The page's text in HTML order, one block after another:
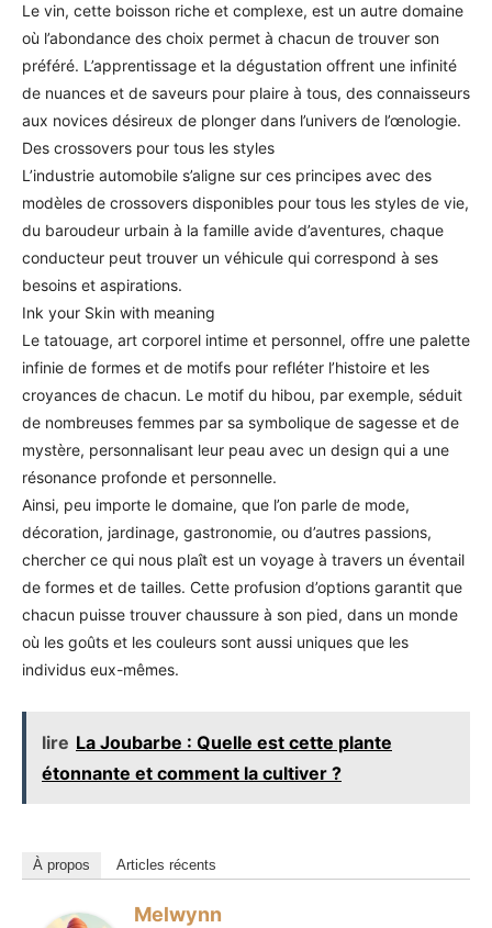
Le vin, cette boisson riche et complexe, est un autre domaine
où l’abondance des choix permet à chacun de trouver son
préféré. L’apprentissage et la dégustation offrent une infinité
de nuances et de saveurs pour plaire à tous, des connaisseurs
aux novices désireux de plonger dans l’univers de l’œnologie.
Des crossovers pour tous les styles
L’industrie automobile s’aligne sur ces principes avec des
modèles de crossovers disponibles pour tous les styles de vie,
du baroudeur urbain à la famille avide d’aventures, chaque
conducteur peut trouver un véhicule qui correspond à ses
besoins et aspirations.
Ink your Skin with meaning
Le tatouage, art corporel intime et personnel, offre une palette
infinie de formes et de motifs pour refléter l’histoire et les
croyances de chacun. Le motif du hibou, par exemple, séduit
de nombreuses femmes par sa symbolique de sagesse et de
mystère, personnalisant leur peau avec un design qui a une
résonance profonde et personnelle.
Ainsi, peu importe le domaine, que l’on parle de mode,
décoration, jardinage, gastronomie, ou d’autres passions,
chercher ce qui nous plaît est un voyage à travers un éventail
de formes et de tailles. Cette profusion d’options garantit que
chacun puisse trouver chaussure à son pied, dans un monde
où les goûts et les couleurs sont aussi uniques que les
individus eux-mêmes.
lire La Joubarbe : Quelle est cette plante
étonnante et comment la cultiver ?
À propos Articles récents
Melwynn